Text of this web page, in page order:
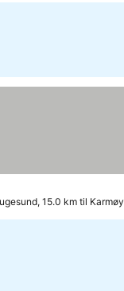
15.0 km til Karmøy